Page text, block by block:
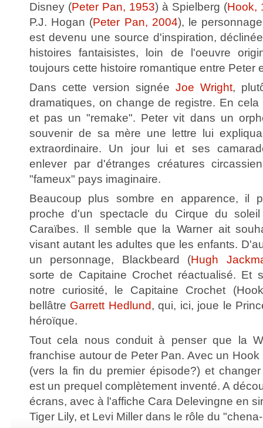
Disney (Peter Pan, 1953) à Spielberg (Hook,
P.J. Hogan (Peter Pan, 2004), le
est devenu une source d'inspiration,
histoires fantaisistes, loin de l'oeuvre
toujours cette histoire romantique entre Peter
Dans cette version signée Joe Wright,
dramatiques, on change de registre. En
et pas un "remake". Peter vit dans un
souvenir de sa mère une lettre lui
extraordinaire. Un jour lui et ses
enlever par d'étranges créatures
"fameux" pays imaginaire.
Beaucoup plus sombre en apparence, il
proche d'un spectacle du Cirque du
Caraïbes. Il semble que la Warner ait
visant autant les adultes que les enfants.
un personnage, Blackbeard (Hugh
sorte de Capitaine Crochet réactualisé. Et
notre curiosité, le Capitaine Crochet
bellâtre Garrett Hedlund, qui, ici, joue le
héroïque.
Tout cela nous conduit à penser que la
franchise autour de Peter Pan. Avec un
(vers la fin du premier épisode?) et
est un prequel complètement inventé. A
écrans, avec à l'affiche Cara Delevingne en
Tiger Lily, et Levi Miller dans le rôle du